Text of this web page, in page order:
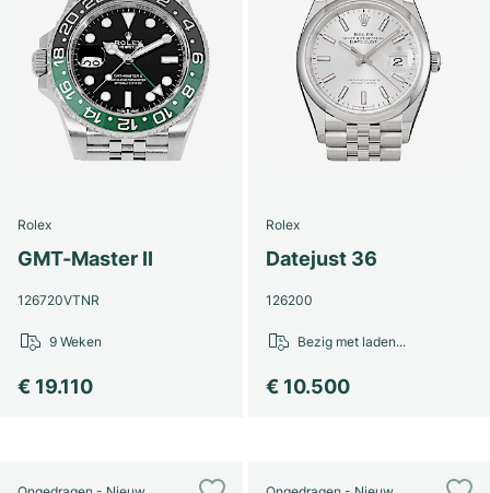
Rolex
GMT-Master II
126720VTNR
€ 19.110
9 Weken
Rolex
Datejust 36
126200
€ 10.500
Bezig met laden...